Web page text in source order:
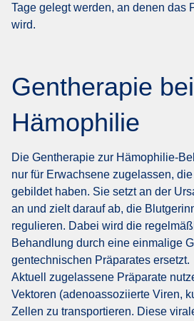
Tage gelegt werden, an denen das
wird.
Gentherapie bei
Hämophilie
Die Gentherapie zur Hämophilie-
nur für Erwachsene zugelassen,
gebildet haben. Sie setzt an der
an und zielt darauf ab, die
regulieren. Dabei wird die
Behandlung durch eine einmalige
gentechnischen Präparates ersetzt.
Aktuell zugelassene Präparate
Vektoren (adenoassoziierte Viren,
Zellen zu transportieren. Diese